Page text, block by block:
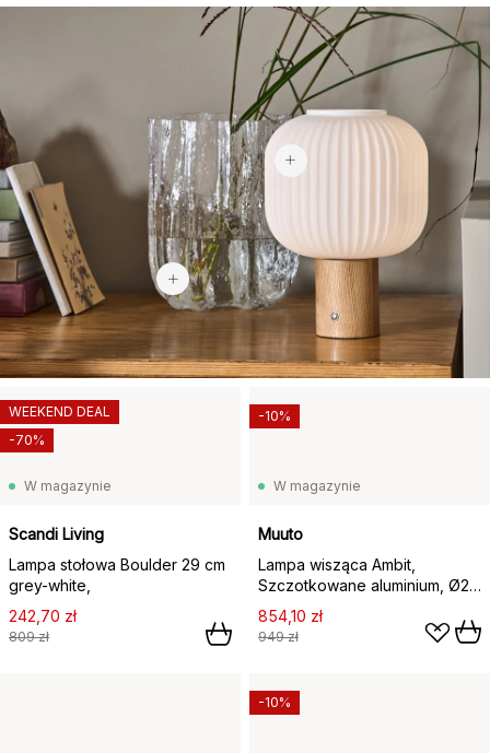
405,30 zł
1510 zł
W magazynie
Scandi Living
Lampa stołowa Boulder 29 cm
grey-white,
242,70 zł
809 zł
WEEKEND DEAL
-70%
W magazynie
Muuto
Lampa wisząca Ambit,
Szczotkowane aluminium, Ø25
cm
854,10 zł
949 zł
-10%
-10%